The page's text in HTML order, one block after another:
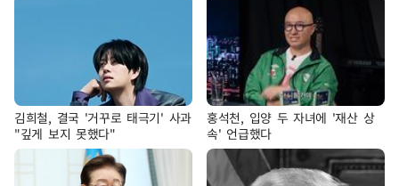
김희철, 결국 '거꾸로 태극기' 사과
"깊게 보지 못했다"
홍석천, 입양 두 자녀에 '재산 상
속' 언급했다